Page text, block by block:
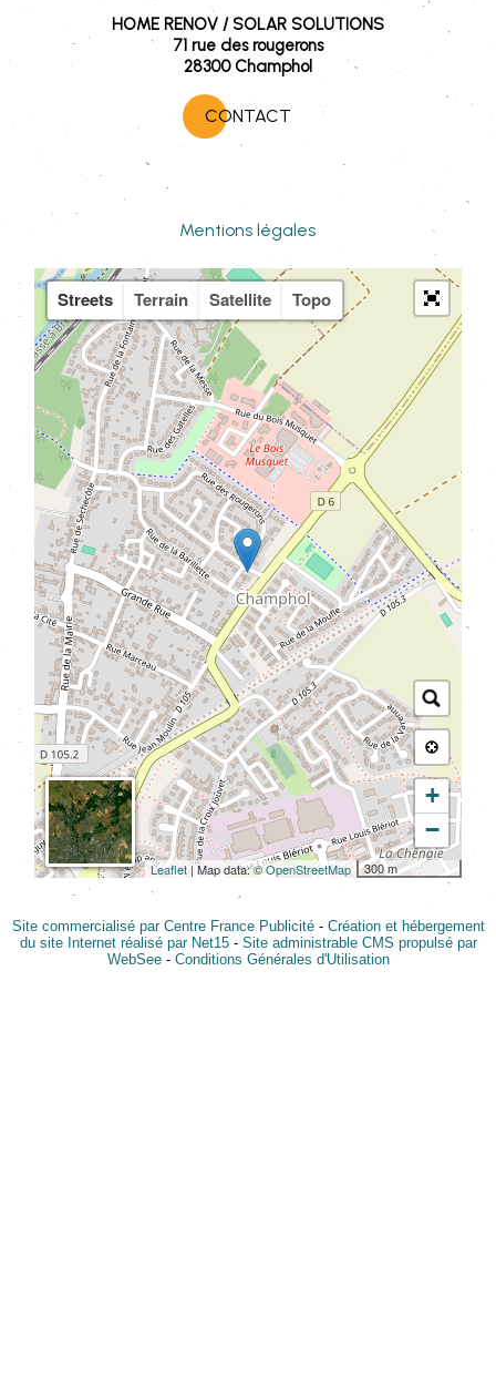
HOME RENOV / SOLAR SOLUTIONS
71 rue des rougerons
28300 Champhol
CONTACT
Mentions légales
Streets Terrain Satellite Topo
+
−
300 m
Leaflet | Map data: ©OpenStreetMap
Site commercialisé par Centre France Publicité- Création et hébergement
du site Internet réalisé par Net15- Site administrable CMS propulsé par
WebSee- Conditions Générales d'Utilisation